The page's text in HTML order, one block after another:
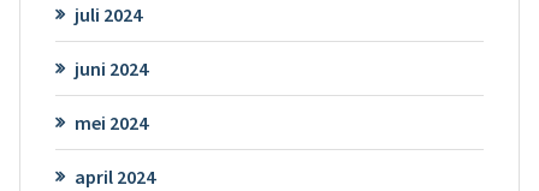
juli 2024
juni 2024
mei 2024
april 2024